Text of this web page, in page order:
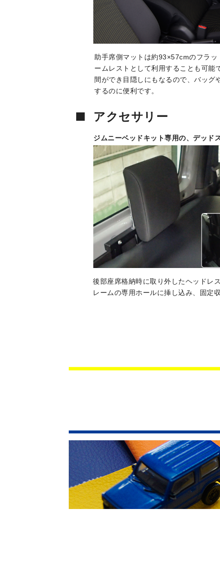
助手席側マットは約93×57cmのフラッ
ームレストとして利用することも可能
間ができ目隠しにもなるので、バッグ
するのに便利です。
■ アクセサリー
ジムニーベッドキット専用の、デッド
後部座席格納時に取り外したヘッドレ
レームの専用ホールに挿し込み、固定